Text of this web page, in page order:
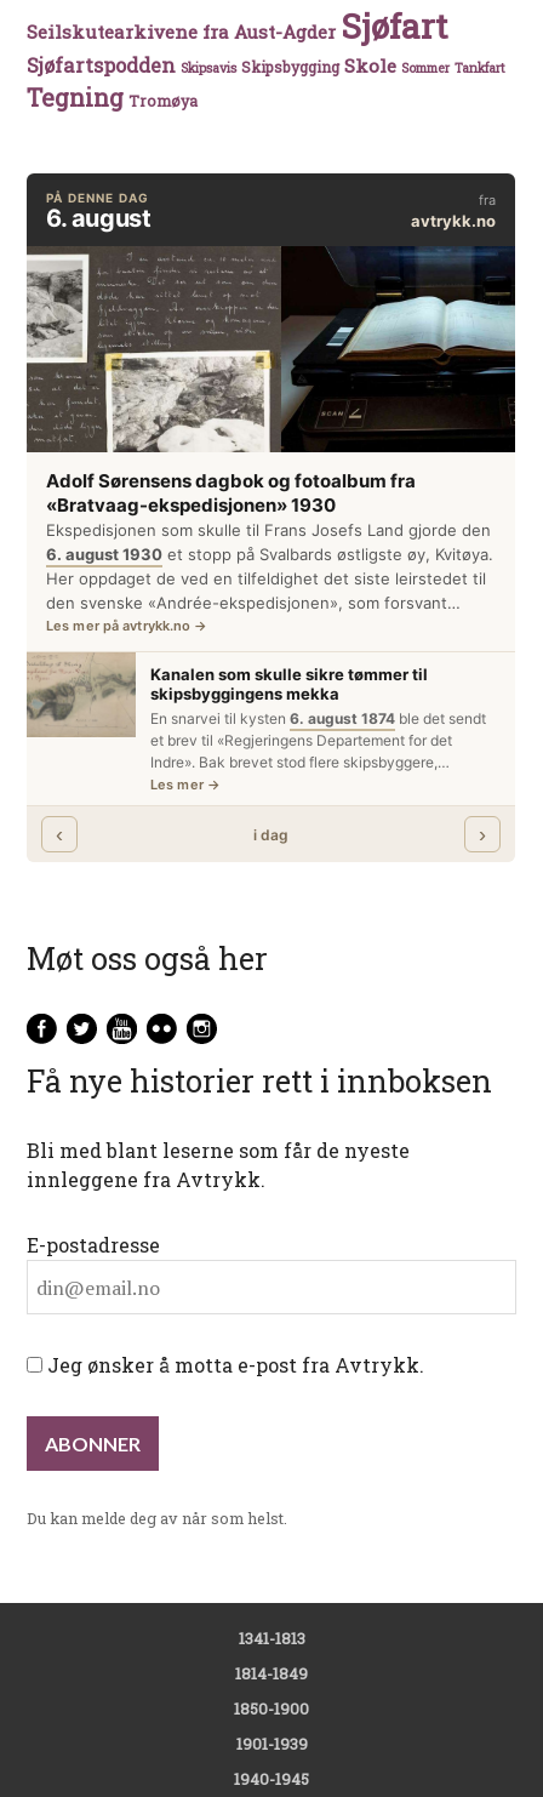
Seilskutearkivene fra Aust-Agder Sjøfart
Sjøfartspodden Skipsavis Skipsbygging Skole Sommer Tankfart
Tegning Tromøya
Møt oss også her
Få nye historier rett i innboksen
Bli med blant leserne som får de nyeste
innleggene fra Avtrykk.
E-postadresse
Jeg ønsker å motta e-post fra Avtrykk.
Du kan melde deg av når som helst.
1341-1813
1814-1849
1850-1900
1901-1939
1940-1945